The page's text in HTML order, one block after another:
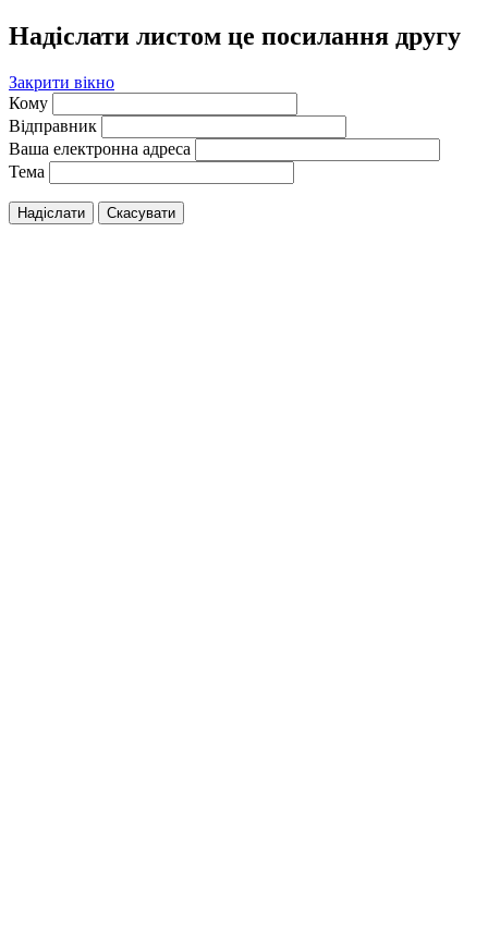
Надіслати листом це посилання другу
Закрити вікно
Кому
Відправник
Ваша електронна адреса
Тема
Надіслати Скасувати